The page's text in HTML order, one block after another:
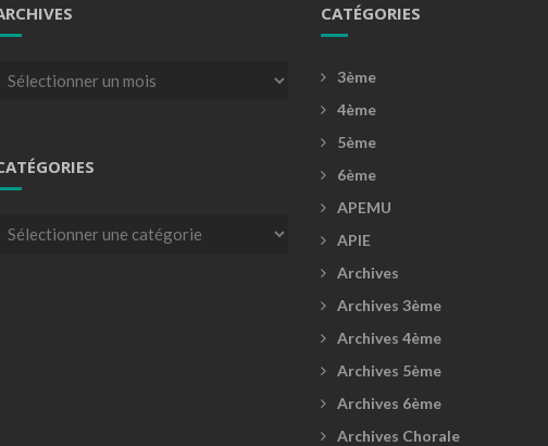
Archives
Catégories
CATÉGORIES
3ème
4ème
5ème
6ème
APEMU
APIE
Archives
Archives 3ème
Archives 4ème
Archives 5ème
Archives 6ème
Archives Chorale